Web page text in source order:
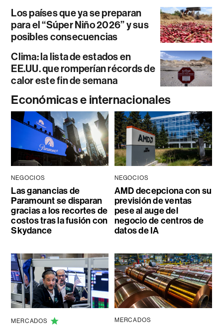
Los países que ya se preparan
para el “Súper Niño 2026” y sus
posibles consecuencias
Clima: la lista de estados en
EE.UU. que romperían récords de
calor este fin de semana
Económicas e internacionales
NEGOCIOS
Las ganancias de
Paramount se disparan
gracias a los recortes de
costos tras la fusión con
Skydance
NEGOCIOS
AMD decepciona con su
previsión de ventas
pese al auge del
negocio de centros de
datos de IA
MERCADOS MERCADOS